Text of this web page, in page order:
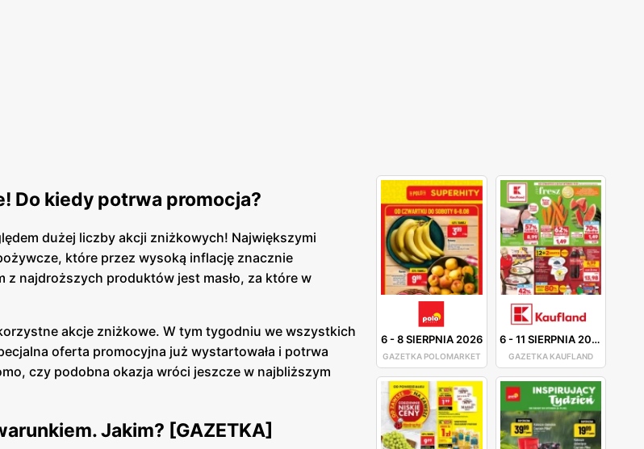
6-8 SIERPNIA 2026
GAZETKA POLOMARKET
6-11 SIERPNIA 2026
GAZETKA KAUFLAND
Do kiedy potrwa promocja?
dużej liczby akcji zniżkowych! Największymi
które przez wysoką inflację znacznie
z najdroższych produktów jest masło, za które w
akcje zniżkowe. W tym tygodniu we wszystkich
oferta promocyjna już wystartowała i potrwa
czy podobna okazja wróci jeszcze w najbliższym
Jakim? [GAZETKA]